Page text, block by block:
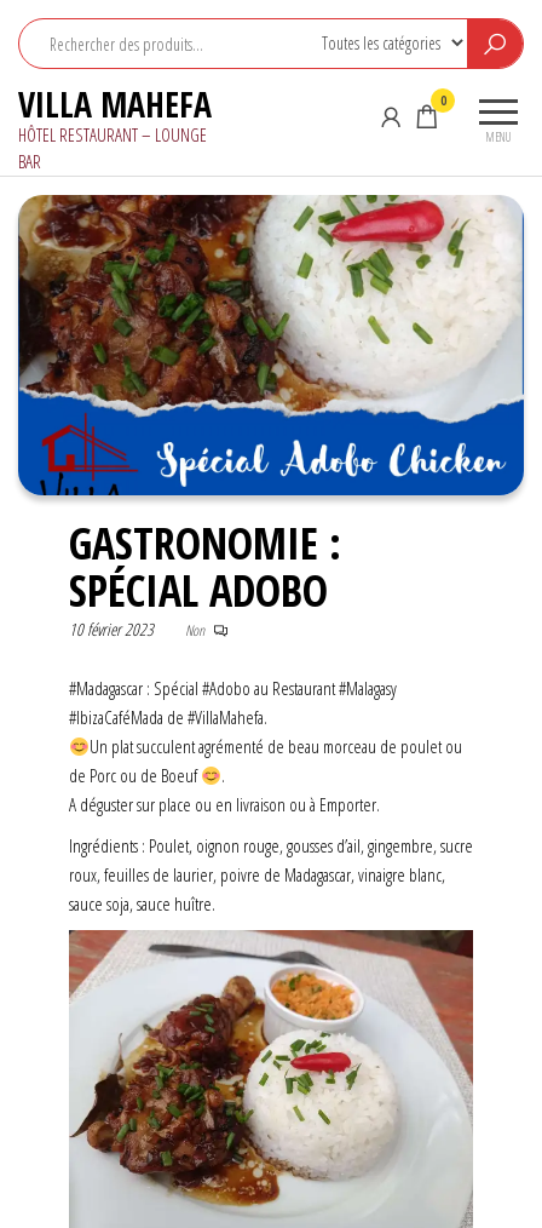
contenu
VILLA MAHEFA
HÔTEL RESTAURANT – LOUNGE
BAR
MENU
0
GASTRONOMIE :
SPÉCIAL ADOBO
10 février 2023 Non
#Madagascar : Spécial #Adobo au Restaurant #Malagasy
#IbizaCaféMada de #VillaMahefa.
Un plat succulent agrémenté de beau morceau de poulet ou
de Porc ou de Boeuf
.
A déguster sur place ou en livraison ou à Emporter.
Ingrédients : Poulet, oignon rouge, gousses d’ail, gingembre, sucre
roux, feuilles de laurier, poivre de Madagascar, vinaigre blanc,
sauce soja, sauce huître.